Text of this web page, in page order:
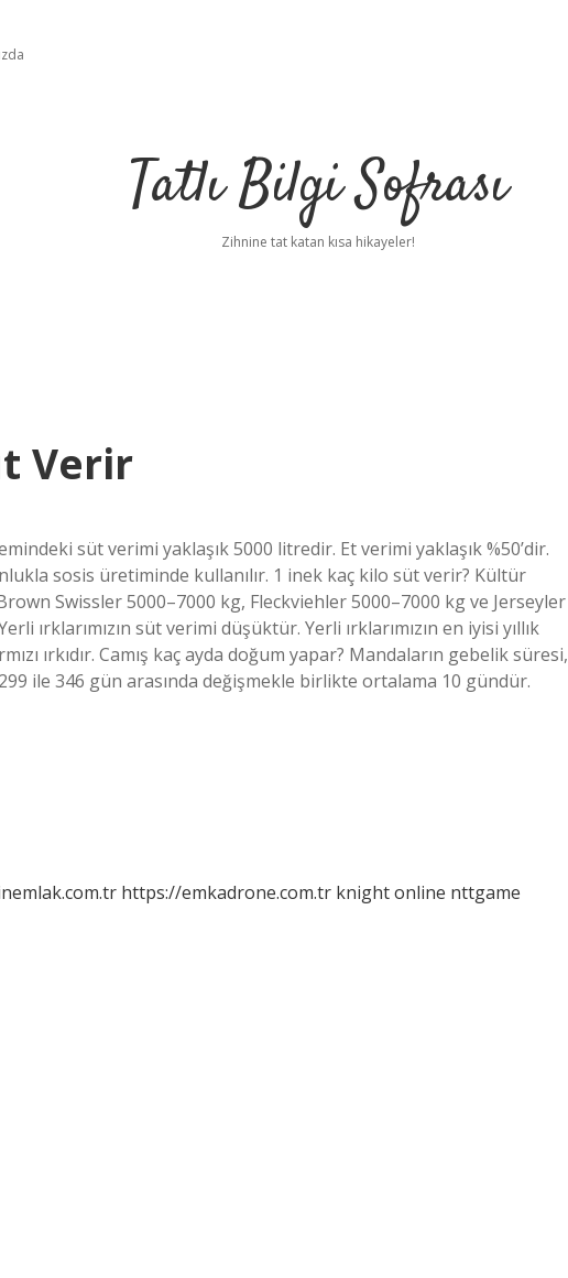
Tatlı Bilgi Sofrası
Zihnine tat katan kısa hikayeler!
Verir
süt verimi yaklaşık 5000 litredir. Et verimi yaklaşık %50’dir.
sosis üretiminde kullanılır. 1 inek kaç kilo süt verir? Kültür
Swissler 5000–7000 kg, Fleckviehler 5000–7000 kg ve Jerseyler
ırklarımızın süt verimi düşüktür. Yerli ırklarımızın en iyisi yıllık
ırkıdır. Camış kaç ayda doğum yapar? Mandaların gebelik süresi,
ile 346 gün arasında değişmekle birlikte ortalama 10 gündür.
https://emkadrone.com.tr knight online nttgame